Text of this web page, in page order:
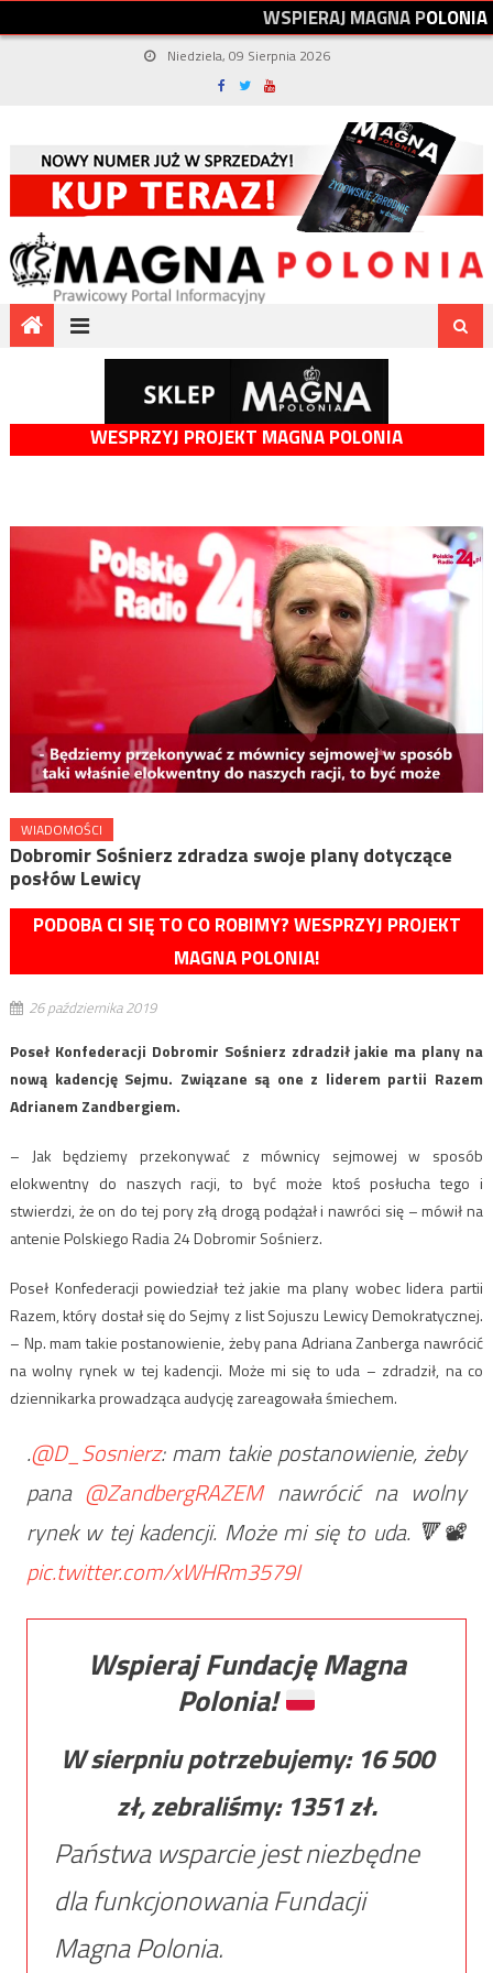
WSPIERAJMAGNAPOLONIA
Niedziela, 09 Sierpnia 2026
WESPRZYJ PROJEKT MAGNA POLONIA
WIADOMOŚCI
Dobromir Sośnierz zdradza swoje plany dotyczące
posłów Lewicy
PODOBA CI SIĘ TO CO ROBIMY? WESPRZYJ PROJEKT
MAGNA POLONIA!
26 października 2019
Poseł Konfederacji Dobromir Sośnierz zdradził jakie ma plany na
nową kadencję Sejmu. Związane są one z liderem partii Razem
Adrianem Zandbergiem.
– Jak będziemy przekonywać z mównicy sejmowej w sposób
elokwentny do naszych racji, to być może ktoś posłucha tego i
stwierdzi, że on do tej pory złą drogą podążał i nawróci się – mówił na
antenie Polskiego Radia 24 Dobromir Sośnierz.
Poseł Konfederacji powiedział też jakie ma plany wobec lidera partii
Razem, który dostał się do Sejmy z list Sojuszu Lewicy Demokratycznej.
– Np. mam takie postanowienie, żeby pana Adriana Zanberga nawrócić
na wolny rynek w tej kadencji. Może mi się to uda – zdradził, na co
dziennikarka prowadząca audycję zareagowała śmiechem.
.@D_Sosnierz: mam takie postanowienie, żeby
pana @ZandbergRAZEMnawrócić na wolny
rynek w tej kadencji. Może mi się to uda. 🔻📽️
pic.twitter.com/xWHRm3579I
Wspieraj Fundację Magna
Polonia!
W sierpniu potrzebujemy: 16 500
zł, zebraliśmy: 1351zł.
Państwa wsparcie jest niezbędne
dla funkcjonowania Fundacji
Magna Polonia.